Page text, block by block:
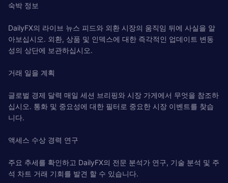
숙박 정보
DailyFX의 라이브 뉴스 피드와 외환 시장의 움직임 뒤에 사실을 알
아보십시오. 외환, 상품 및 인덱스에 대한 즉각적인 업데이트 변동
성의 상단에 보관하십시오.
거래 일을 계획
글로벌 경제 달력 매일 세션 브리핑와 시장 가게에서 무엇을 참조하
십시오. 통화 및 중요성에 대한 필터로 중요한 시장 이벤트를 찾습
니다.
액세스 수상 경력 연구
주요 추세를 확인하고 DailyFX의 전문 분석가 연구, 기술 분석 및 주
석 차트 거래 기회를 발견 할 수 있습니다.